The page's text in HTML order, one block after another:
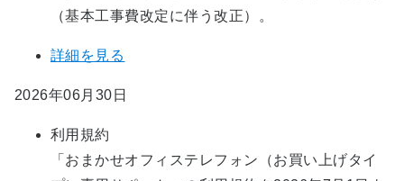
（基本工事費改定に伴う改正）。
詳細を見る
2026年06月30日
利用規約
「おまかせオフィステレフォン（お買い上げタイ